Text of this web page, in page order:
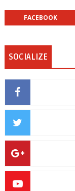
FACEBOOK
SOCIALIZE